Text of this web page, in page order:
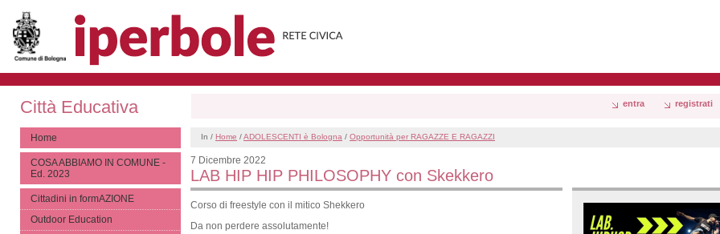
Città Educativa entra registrati
Home
COSA ABBIAMO IN COMUNE -
Ed. 2023
Cittadini in formAZIONE
Outdoor Education
In / Home /ADOLESCENTI è Bologna / Opportunità per RAGAZZE E RAGAZZI
7 Dicembre 2022
LAB HIP HIP PHILOSOPHY con Skekkero
Corso di freestyle con il mitico Shekkero
Da non perdere assolutamente!